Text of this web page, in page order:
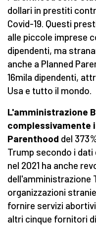
dollari in prestiti
Covid-19. Questi
alle piccole imprese
dipendenti, ma
anche a Planned
16mila dipendenti,
Usa e tutto il mondo.
L'amministrazione
complessivamente
Parenthood del
Trump secondo i dati
nel 2021 ha anche
dell'amministrazione
organizzazioni
fornire servizi
altri cinque fornitori